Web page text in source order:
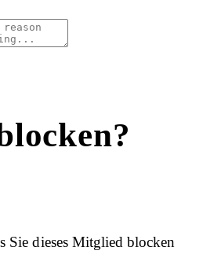
Sie dieses Mitglied blocken